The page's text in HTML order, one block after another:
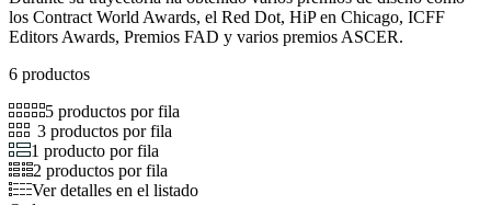
los Contract World Awards, el Red Dot, HiP en Chicago, ICFF
Editors Awards, Premios FAD y varios premios ASCER.
6 productos
5 productos por fila
3 productos por fila
1 producto por fila
2 productos por fila
Ver detalles en el listado